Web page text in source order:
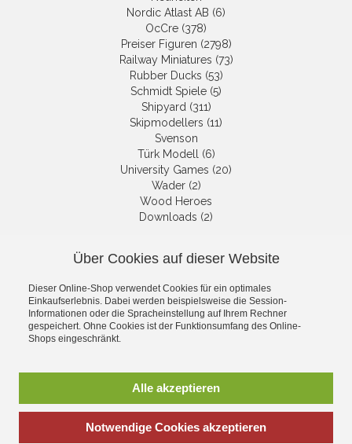
Nordic Atlast AB (6)
OcCre (378)
Preiser Figuren (2798)
Railway Miniatures (73)
Rubber Ducks (53)
Schmidt Spiele (5)
Shipyard (311)
Skipmodellers (11)
Svenson
Türk Modell (6)
University Games (20)
Wader (2)
Wood Heroes
Downloads (2)
Get informed about the latest
products and offers per email.
Newsletter
*incl. tax, plus
Über Cookies auf dieser Website
Dieser Online-Shop verwendet Cookies für ein optimales
Einkaufserlebnis. Dabei werden beispielsweise die Session-
Informationen oder die Spracheinstellung auf Ihrem Rechner
gespeichert. Ohne Cookies ist der Funktionsumfang des Online-
Shops eingeschränkt.
Alle akzeptieren
Notwendige Cookies akzeptieren